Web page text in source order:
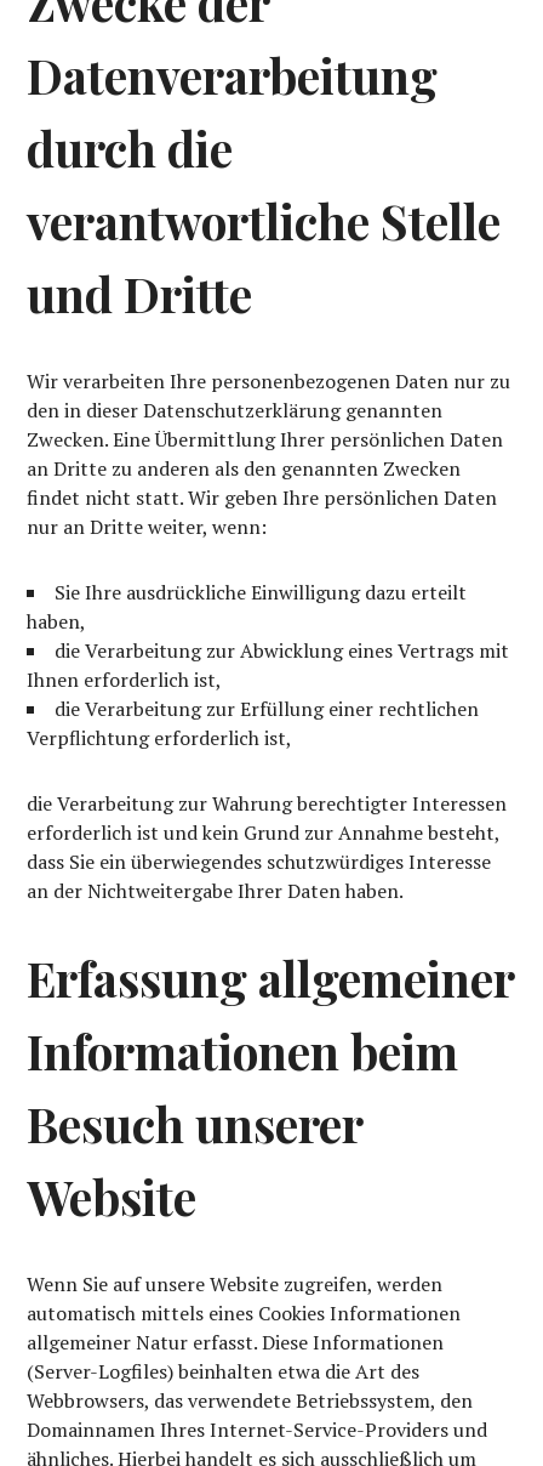
Datenverarbeitung
durch die
verantwortliche Stelle
und Dritte
Wir verarbeiten Ihre personenbezogenen Daten nur zu
den in dieser Datenschutzerklärung genannten
Zwecken. Eine Übermittlung Ihrer persönlichen Daten
an Dritte zu anderen als den genannten Zwecken
findet nicht statt. Wir geben Ihre persönlichen Daten
nur an Dritte weiter, wenn:
Sie Ihre ausdrückliche Einwilligung dazu erteilt
haben,
die Verarbeitung zur Abwicklung eines Vertrags mit
Ihnen erforderlich ist,
die Verarbeitung zur Erfüllung einer rechtlichen
Verpflichtung erforderlich ist,
die Verarbeitung zur Wahrung berechtigter Interessen
erforderlich ist und kein Grund zur Annahme besteht,
dass Sie ein überwiegendes schutzwürdiges Interesse
an der Nichtweitergabe Ihrer Daten haben.
Erfassung allgemeiner
Informationen beim
Besuch unserer
Website
Wenn Sie auf unsere Website zugreifen, werden
automatisch mittels eines Cookies Informationen
allgemeiner Natur erfasst. Diese Informationen
(Server-Logfiles) beinhalten etwa die Art des
Webbrowsers, das verwendete Betriebssystem, den
Domainnamen Ihres Internet-Service-Providers und
ähnliches. Hierbei handelt es sich ausschließlich um